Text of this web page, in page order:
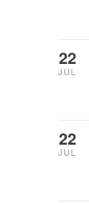
22
JUL
22
JUL